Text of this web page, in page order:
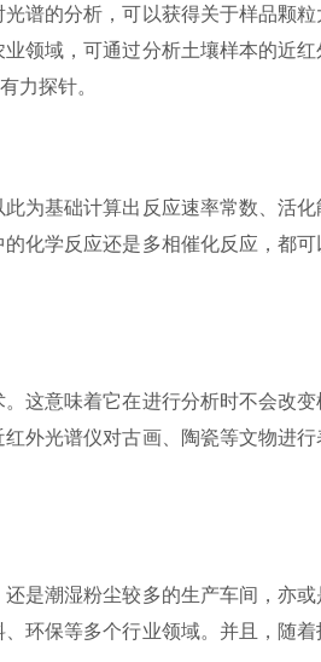
的分析，可以获得关于样品颗
领域，可通过分析土壤样本的近
力探针。
基础计算出反应速率常数、活
化学反应还是多相催化反应，都
意味着它在进行分析时不会改
外光谱仪对古画、陶瓷等文物进
潮湿粉尘较多的生产车间，亦
环保等多个行业领域。并且，随